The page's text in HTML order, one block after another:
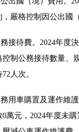
嚴格控制因公出國
接待費。2024年度
控制公務接待數量、
人次。
用車購置及運作維
0萬元，2024年度未